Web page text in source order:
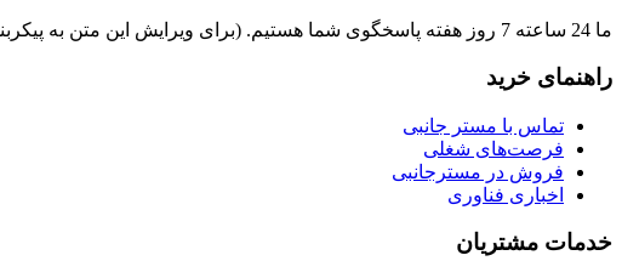
ما 24 ساعته 7 روز هفته پاسخگوی شما هستیم. (برای ویرایش این متن به پیکربندی پوسته > تب برچسب‌ها مراجعه نمایید.)
راهنمای خرید
تماس با مستر جانبی
فرصت‌های شغلی
فروش در مسترجانبی
اخباری فناوری
خدمات مشتریان